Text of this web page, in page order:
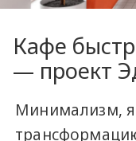
Кафе
— проект
Минимализм,